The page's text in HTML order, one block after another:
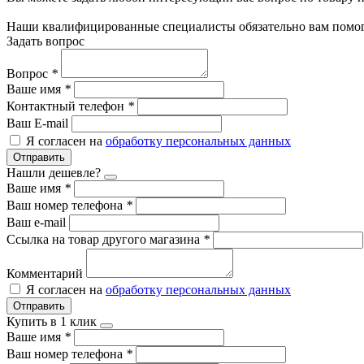
Наши квалифицированные специалисты обязательно вам
Задать вопрос
Вопрос *
Ваше имя *
Контактный телефон *
Ваш E-mail
Я согласен на обработку персональных данных
Отправить
Нашли дешевле?
Ваше имя *
Ваш номер телефона *
Ваш e-mail
Ссылка на товар другого магазина *
Комментарий
Я согласен на обработку персональных данных
Отправить
Купить в 1 клик
Ваше имя *
Ваш номер телефона *